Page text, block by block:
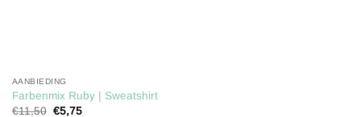
AANBIEDING
Farbenmix Ruby | Sweatshirt
€11,50 Oorspronkelijke
€5,75Huidige